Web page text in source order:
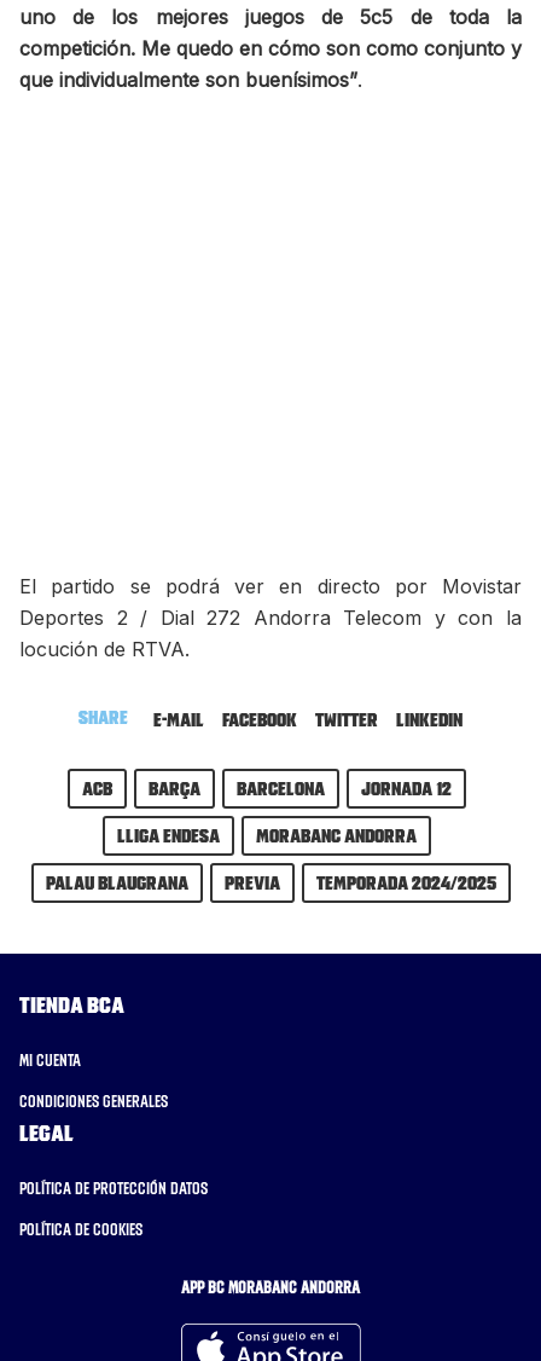
uno de los mejores juegos de 5c5 de toda la
competición. Me quedo en cómo son como conjunto y
que individualmente son buenísimos”.
El partido se podrá ver en directo por Movistar
Deportes 2 / Dial 272 Andorra Telecom y con la
locución de RTVA.
Share E-mail Facebook Twitter LinkedIn
ACB Barça Barcelona
Jornada 12
Lliga Endesa
MoraBanc Andorra
Palau Blaugrana
previa Temporada 2024/2025
Tienda BCA
Mi cuenta
Condiciones generales
Legal
Política de protección datos
Política de cookies
APP BC MORABANC ANDORRA